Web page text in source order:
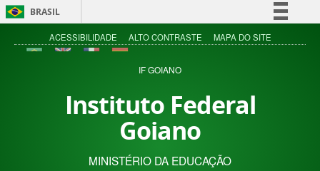
BRASIL
Simplifique!
Acesso à informação
ACESSIBILIDADE ALTO CONTRASTE MAPA DO SITE
IF GOIANO
Instituto Federal
Goiano
MINISTÉRIO DA EDUCAÇÃO